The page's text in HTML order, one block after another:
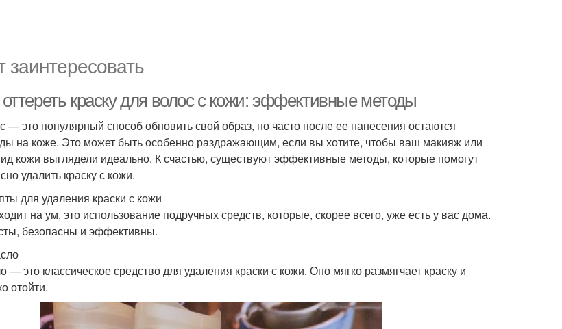
краску для волос с кожи: эффективные методы
— это популярный способ обновить свой образ, но часто после ее нанесения остаются
на коже. Это может быть особенно раздражающим, если вы хотите, чтобы ваш макияж или
кожи выглядели идеально. К счастью, существуют эффективные методы, которые помогут
удалить краску с кожи.
для удаления краски с кожи
на ум, это использование подручных средств, которые, скорее всего, уже есть у вас дома.
безопасны и эффективны.
— это классическое средство для удаления краски с кожи. Оно мягко размягчает краску и
отойти.